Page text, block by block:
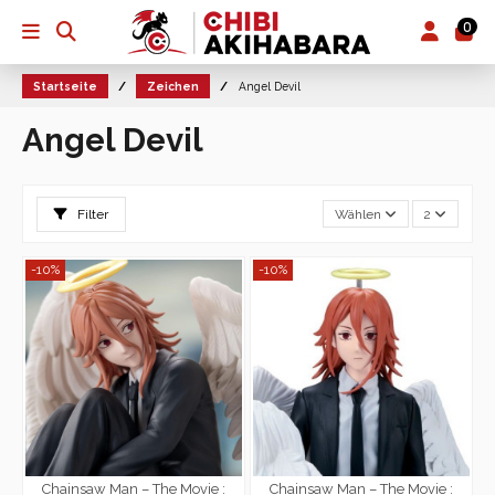
0
Startseite Zeichen Angel Devil
Angel Devil
Filter Wählen 2
-10%
Chainsaw Man – The Movie :
-10%
Chainsaw Man – The Movie :